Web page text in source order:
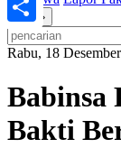
»
Rabu, 18
Babinsa
Bakti
Share